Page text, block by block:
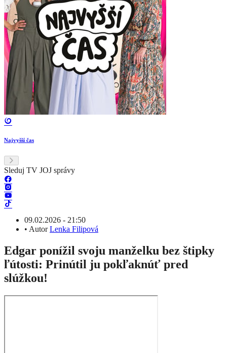
Najvyšší čas
Sleduj TV JOJ správy
09.02.2026 - 21:50
• AutorLenka Filipová
Edgar ponížil svoju manželku bez štipky
ľútosti: Prinútil ju pokľaknúť pred
slúžkou!